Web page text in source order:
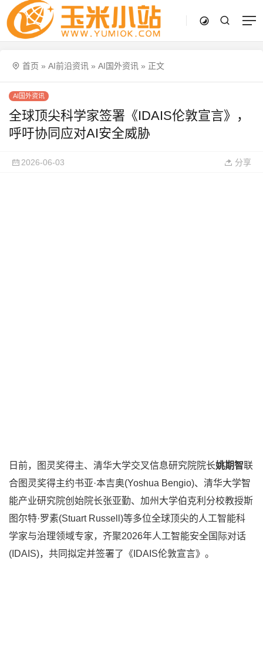
首页 » AI前沿资讯 » AI国外资讯 » 正文
AI国外资讯
全球顶尖科学家签署《IDAIS伦敦宣言》，
呼吁协同应对AI安全威胁
2026-06-03 分享
日前，图灵奖得主、清华大学交叉信息研究院院长姚期智联
合图灵奖得主约书亚·本吉奥(Yoshua Bengio)、清华大学智
能产业研究院创始院长张亚勤、加州大学伯克利分校教授斯
图尔特·罗素(Stuart Russell)等多位全球顶尖的人工智能科
学家与治理领域专家，齐聚2026年人工智能安全国际对话
(IDAIS)，共同拟定并签署了《IDAIS伦敦宣言》。